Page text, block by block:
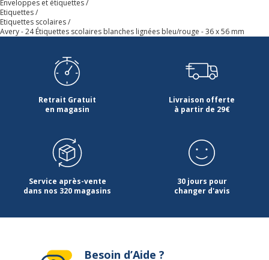
Enveloppes et étiquettes
Etiquettes
Etiquettes scolaires
Avery - 24 Étiquettes scolaires blanches lignées bleu/rouge - 36 x 56 mm
Retrait Gratuit
en magasin
Livraison offerte
à partir de 29€
Service après-vente
dans nos 320 magasins
30 jours pour
changer d'avis
Besoin d’Aide ?